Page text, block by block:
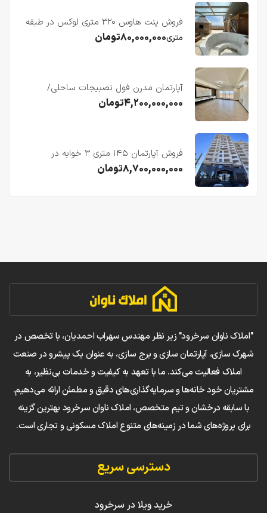
فروش پنت هاوس ۳۲۰ متری لوکس در طبقه
چهاردهم فریدونکنار
متری۸۰,۰۰۰,۰۰۰تومان
آپارتمان مدرن فول نصبیجات ساحلی/
فریدونکنار
۴,۲۰۰,۰۰۰,۰۰۰تومان
فروش آپارتمان ۱۴۵ متری ۳ خوابه در
فریدونکنار
۸,۷۰۰,۰۰۰,۰۰۰تومان
"املاک ناوان سرخرود" زیر نظر مهندس سهراب احمدیان، با تخصص در
شهرک سازی، آپارتمان سازی و برج سازی، به عنوان یک پیشرو در صنعت
املاک فعالیت می‌کند. ما با تعهد به کیفیت و خدمات بی‌نظیر، به
مشتریان خود خانه‌ها و سرمایه‌گذاری‌های دقیق و مطمئن ارائه می‌دهیم.
با سابقه درخشان و تیم متخصص، املاک ناوان سرخرود بهترین گزینه
برای پروژه‌های شما در زمینه‌های متنوع املاک مسکونی و تجاری است.
دسترسی سریع
خرید ویلا در سرخرود